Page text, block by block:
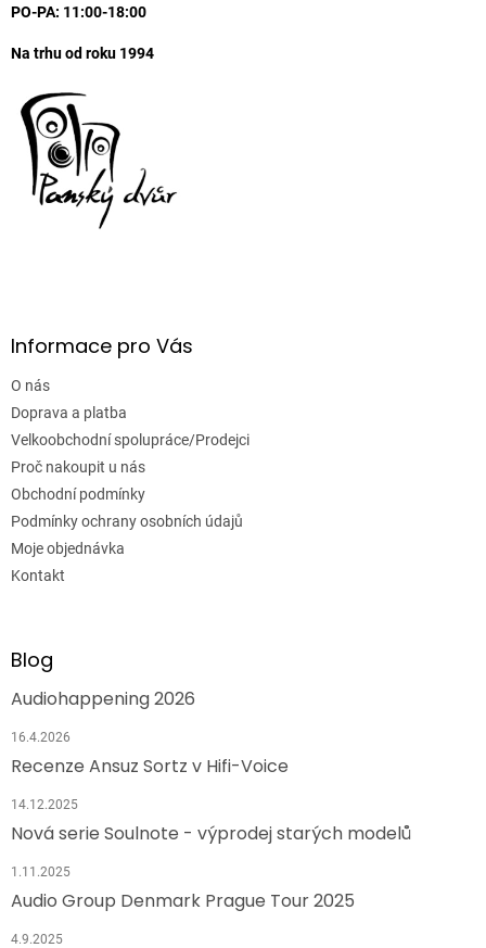
PO-PA: 11:00-18:00
Na trhu od roku 1994
Informace pro Vás
O nás
Doprava a platba
Velkoobchodní spolupráce/Prodejci
Proč nakoupit u nás
Obchodní podmínky
Podmínky ochrany osobních údajů
Moje objednávka
Kontakt
Blog
Audiohappening 2026
16.4.2026
Recenze Ansuz Sortz v Hifi-Voice
14.12.2025
Nová serie Soulnote - výprodej starých modelů
1.11.2025
Audio Group Denmark Prague Tour 2025
4.9.2025